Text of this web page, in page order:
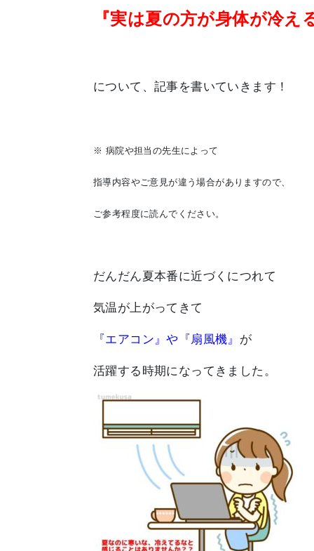
『実は夏の方が身体が冷え
について、記事を書いていきます！
※ 病院や担当の先生によって
指導内容やご意見が違う場合がありますので、
ご参考程度に読んでください。
だんだん夏本番に近づくにつれて
気温が上がってきて
『エアコン』や『扇風機』 が
活躍する時期になってきました。